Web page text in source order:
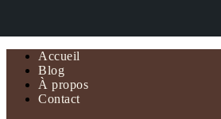
Accueil
Blog
À propos
Contact